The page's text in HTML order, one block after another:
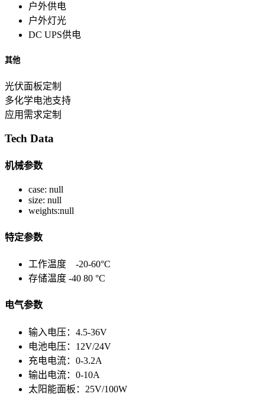
户外供电
户外灯光
DC UPS供电
其他
光伏面板定制
多化学电池支持
应用需求定制
Tech Data
机械参数
case: null
size: null
weights:null
特定参数
工作温度 -20-60°C
存储温度 -40 80 °C
电气参数
输入电压：4.5-36V
电池电压：12V/24V
充电电流：0-3.2A
输出电流：0-10A
太阳能面板：25V/100W